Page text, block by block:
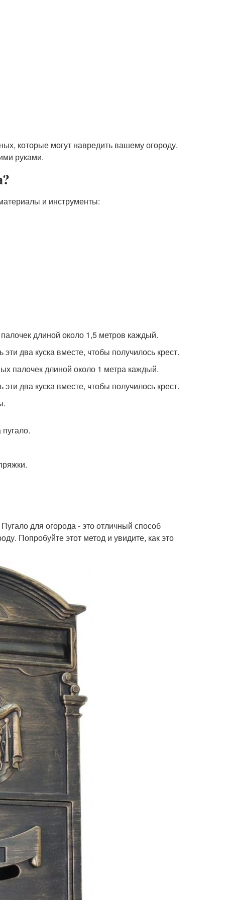
которые могут навредить вашему огороду.
руками.
и инструменты:
длиной около 1,5 метров каждый.
два куска вместе, чтобы получилось крест.
палочек длиной около 1 метра каждый.
два куска вместе, чтобы получилось крест.
для огорода - это отличный способ
Попробуйте этот метод и увидите, как это